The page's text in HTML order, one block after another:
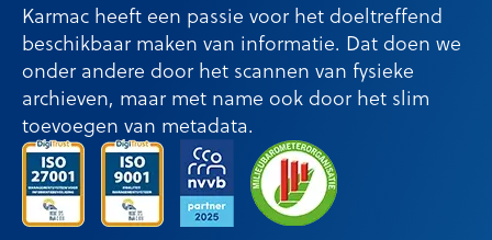
Karmac heeft een passie voor het doeltreffend
beschikbaar maken van informatie. Dat doen we
onder andere door het scannen van fysieke
archieven, maar met name ook door het slim
toevoegen van metadata.